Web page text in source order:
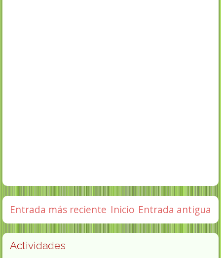
Entrada más reciente Entrada antigua
Inicio
Actividades